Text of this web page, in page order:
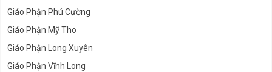
Giáo Phận Phú Cường
Giáo Phận Mỹ Tho
Giáo Phận Long Xuyên
Giáo Phận Vĩnh Long